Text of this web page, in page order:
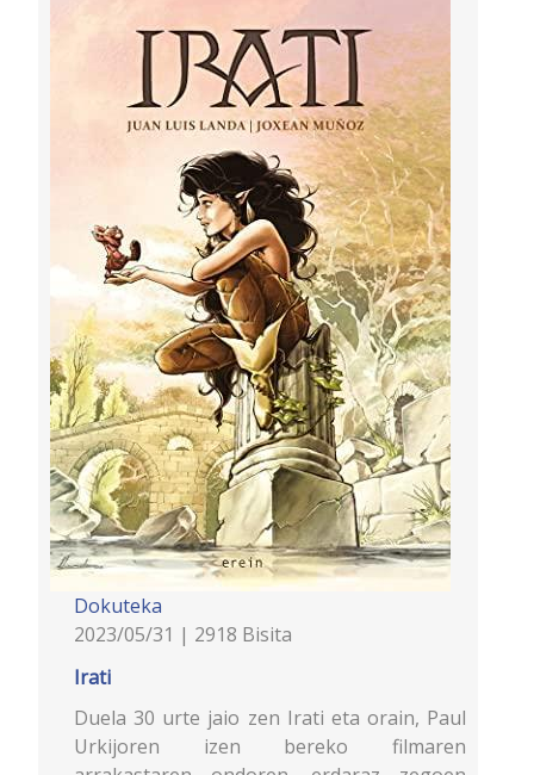
Dokuteka
2023/05/31 | 2918 Bisita
Irati
Duela 30 urte jaio zen Irati eta orain, Paul
Urkijoren izen bereko filmaren